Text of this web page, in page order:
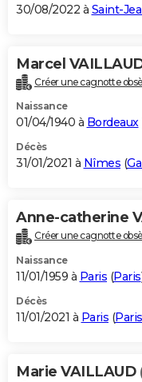
30/08/2022 à Saint-
Marcel
Créer une cagnotte
Naissance
01/04/1940 à Bordeaux
Décès
31/01/2021 à Nîmes (
Anne-catherine
Créer une cagnotte
Naissance
11/01/1959 à Paris (Paris
Décès
11/01/2021 à Paris (Paris
Marie VAILLAUD